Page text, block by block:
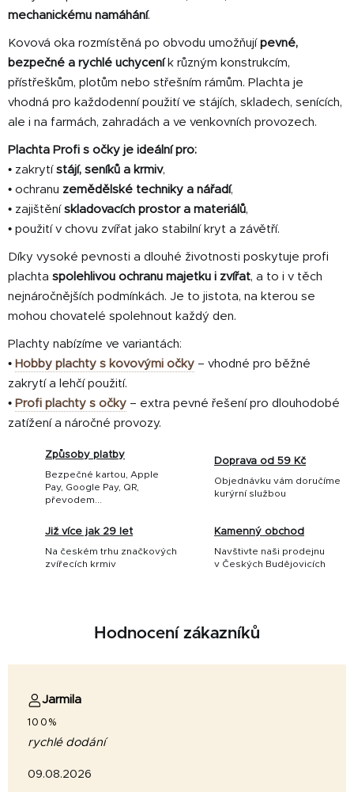
k
y
v
ý
p
s
mechanickému namáhání.
Kovová oka rozmístěná po obvodu umožňují pevné,
bezpečné a rychlé uchyceník různým konstrukcím,
přístřeškům, plotům nebo střešním rámům. Plachta je
vhodná pro každodenní použití ve stájích, skladech, senících,
ale i na farmách, zahradách a ve venkovních provozech.
Plachta Profi s očky je ideální pro:
• zakrytí stájí, seníků a krmiv,
• ochranu zemědělské techniky a nářadí,
• zajištění skladovacích prostor a materiálů,
• použití v chovu zvířat jako stabilní kryt a závětří.
Díky vysoké pevnosti a dlouhé životnosti poskytuje profi
plachta spolehlivou ochranu majetku i zvířat, a to i v těch
nejnáročnějších podmínkách. Je to jistota, na kterou se
mohou chovatelé spolehnout každý den.
Plachty nabízíme ve variantách:
• Hobby plachty s kovovými očky – vhodné pro běžné
zakrytí a lehčí použití.
• Profi plachty s očky – extra pevné řešení pro dlouhodobé
zatížení a náročné provozy.
Způsoby platby
Bezpečné kartou, Apple
Pay, Google Pay, QR,
převodem...
Doprava od 59 Kč
Objednávku vám doručíme
kurýrní službou
Již více jak 29 let
Na českém trhu značkových
zvířecích krmiv
Kamenný obchod
Navštivte naši prodejnu
v Českých Budějovicích
Hodnocení zákazníků
Jarmila
100%
rychlé dodání
09.08.2026